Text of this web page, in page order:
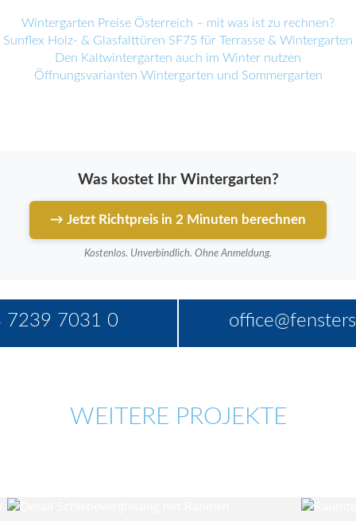
Wintergarten Preise Österreich – mit was ist zu rechnen?
Sunflex Holz- & Glasfalttüren SF75 für Terrasse & Wintergarten
Den Kaltwintergarten auch im Winter nutzen
Öffnungsvarianten Wintergarten und Sommergarten
Was kostet Ihr Wintergarten?
→ Jetzt Richtpreis in 2 Minuten berechnen
Kostenlos. Unverbindlich. Ohne Anmeldung.
7239 7031 0
WEITERE PROJEKTE